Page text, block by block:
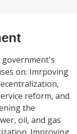
on: Imrpoving
reform, and
the
oil, and gas